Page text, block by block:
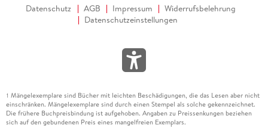
Datenschutz AGB Impressum
Widerrufsbelehrung
Datenschutzeinstellungen
1 Mängelexemplare sind Bücher mit leichten Beschädigungen, die das Lesen aber nicht
einschränken. Mängelexemplare sind durch einen Stempel als solche gekennzeichnet.
Die frühere Buchpreisbindung ist aufgehoben. Angaben zu Preissenkungen beziehen
sich auf den gebundenen Preis eines mangelfreien Exemplars.